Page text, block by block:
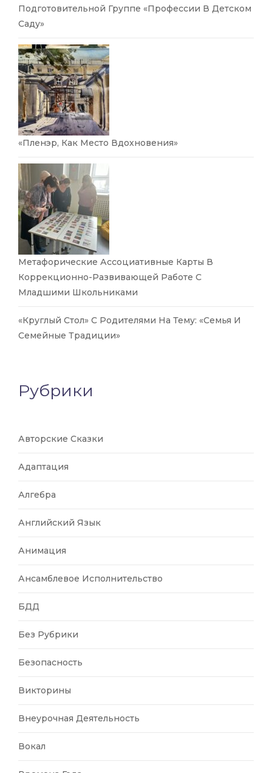
Подготовительной Группе «Профессии В Детском
Саду»
«Пленэр, Как Место Вдохновения»
Метафорические Ассоциативные Карты В
Коррекционно-Развивающей Работе С
Младшими Школьниками
«Круглый Стол» С Родителями На Тему: «Семья И
Семейные Традиции»
Рубрики
Авторские Сказки
Адаптация
Алгебра
Английский Язык
Анимация
Ансамблевое Исполнительство
БДД
Без Рубрики
Безопасность
Викторины
Внеурочная Деятельность
Вокал